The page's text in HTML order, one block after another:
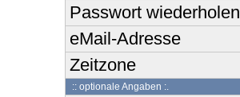
Passwort wiederholen
eMail-Adresse
Zeitzone
:: optionale Angaben :.